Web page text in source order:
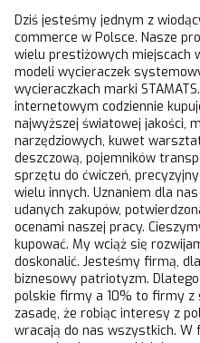
Dziś jesteśmy jednym z
commerce w Polsce. Nasze
wielu prestiżowych miejscach
modeli wycieraczek
wycieraczkach marki
internetowym codziennie
najwyższej światowej jakości,
narzędziowych, kuwet
deszczową, pojemników
sprzętu do ćwiczeń,
wielu innych. Uznaniem dla
udanych zakupów,
ocenami naszej pracy.
kupować. My wciąż się
doskonalić. Jesteśmy firmą,
biznesowy patriotyzm.
polskie firmy a 10% to firmy z
zasadę, że robiąc interesy z
wracają do nas wszystkich.